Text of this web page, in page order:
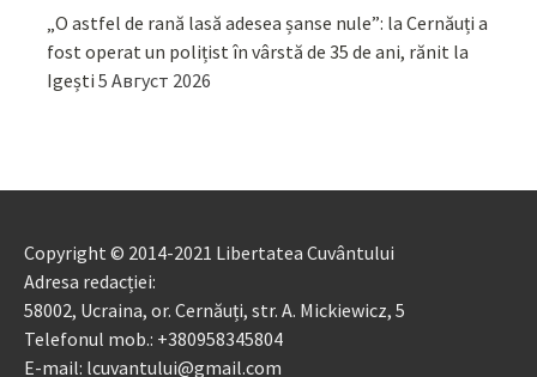
„O astfel de rană lasă adesea șanse nule”: la Cernăuți a
fost operat un polițist în vârstă de 35 de ani, rănit la
Igești 5 Август 2026
Copyright © 2014-2021 Libertatea Cuvântului
Adresa redacției:
58002, Ucraina, or. Cernăuți, str. A. Mickiewicz, 5
Telefonul mob.: +380958345804
E-mail: lcuvantului@gmail.com